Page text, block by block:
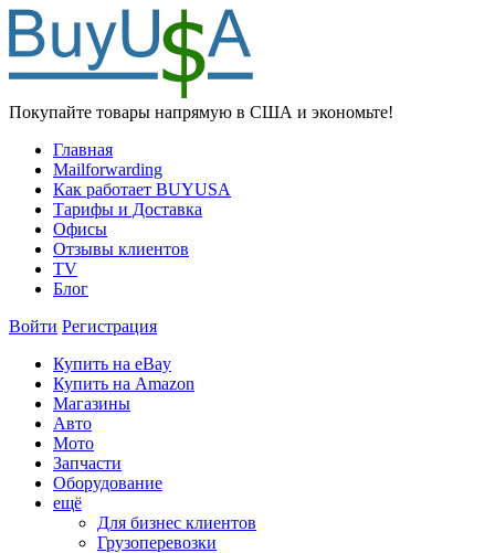
Покупайте товары напрямую в США и экономьте!
Главная
Mailforwarding
Как работает BUYUSA
Тарифы и Доставка
Офисы
Отзывы клиентов
TV
Блог
Войти Регистрация
Купить на eBay
Купить на Amazon
Магазины
Авто
Мото
Запчасти
Оборудование
ещё
Для бизнес клиентов
Грузоперевозки